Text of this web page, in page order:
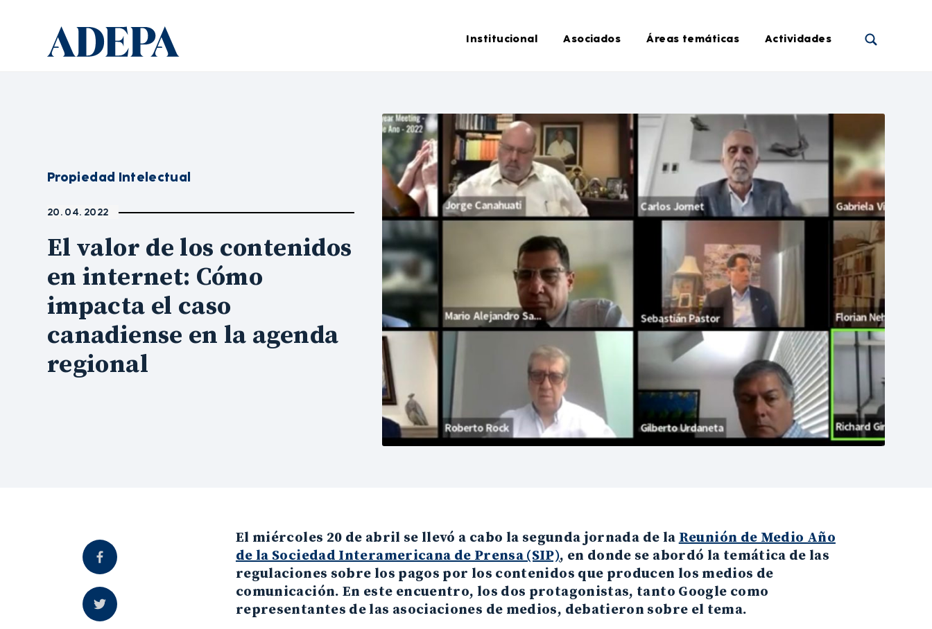
Institucional Asociados Áreas temáticas Actividades
Propiedad Intelectual
20. 04. 2022
El valor de los contenidos
en internet: Cómo
impacta el caso
canadiense en la agenda
regional
El miércoles 20 de abril se llevó a cabo la segunda jornada de laReunión de Medio Año
de la Sociedad Interamericana de Prensa (SIP), en donde se abordó la temática de las
regulaciones sobre los pagos por los contenidos que producen los medios de
comunicación. En este encuentro, los dos protagonistas, tanto Google como
representantes de las asociaciones de medios, debatieron sobre el tema.